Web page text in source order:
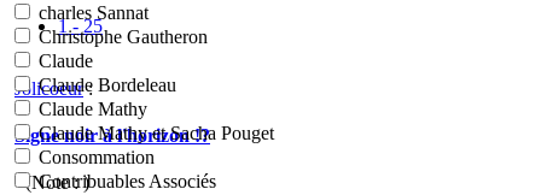
charles Sannat
Christophe Gautheron
Claude
Claude Bordeleau
Claude Mathy
Claude Mathy et Sacha Pouget
Consommation
Contribuables Associés
1 - 25
Jolicoeur:
Signe noir à l'horizon !?
- (Note : )